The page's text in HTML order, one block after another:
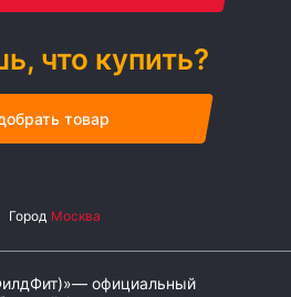
что купить?
товар
официальный